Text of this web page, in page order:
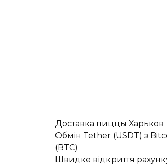
Доставка пиццы Харьков
Обмін Tether (USDT) з
(BTC)
Швидке відкриття